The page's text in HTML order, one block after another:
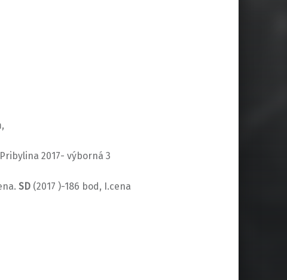
2017- výborná 3
SD (2017 )-186 bod, I.cena